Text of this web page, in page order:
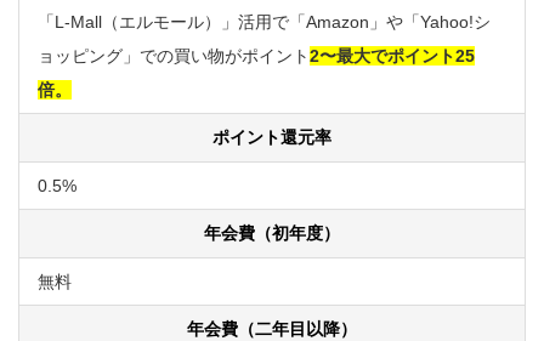
「L-Mall（エルモール）」活用で「Amazon」や「Yahoo!シ
ョッピング」での買い物がポイント2〜最大でポイント25
倍。
ポイント還元率
0.5%
年会費（初年度）
無料
年会費（二年目以降）